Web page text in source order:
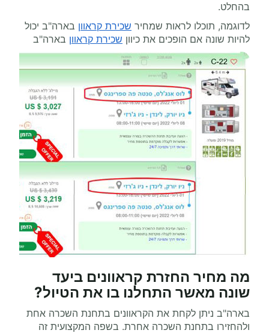
בהחלט.
לדוגמה, תוכלו לראות שמחיר שכירת קראוון בארה"ב יכול
להיות שונה אם הופכים את כיוון שכירת קראוון בארה"ב
מה מחיר החזרת קראוונים ביעד
שונה מאשר התחלנו בו את הטיול?
בארה"ב ניתן לקחת את הקראוונים בתחנת השכרה אחת
ולהחזירו בתחנת השכרה אחרת. בשפה המקצועית זה